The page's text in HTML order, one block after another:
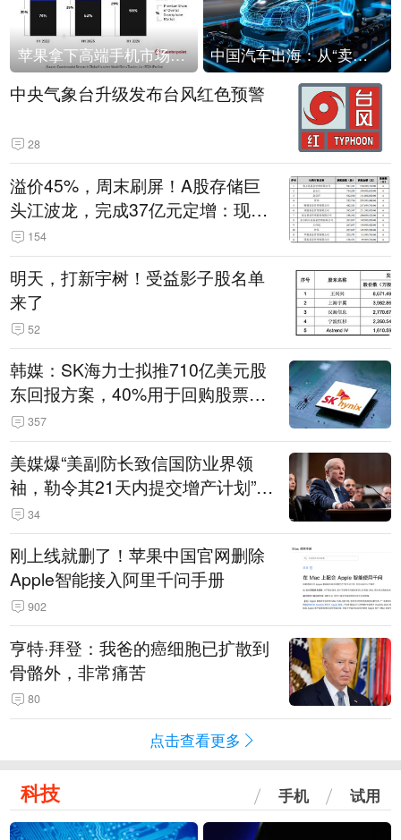
苹果拿下高端手机市场65%的份额：iPhone 17系列功不可没 中国汽车出海：从“卖出去”到“走进去”
中央气象台升级发布台风红色预警
28
溢价45%，周末刷屏！A股存储巨
头江波龙，完成37亿元定增：现价
386.6元，定增价560元
154
明天，打新宇树！受益影子股名单
来了
52
韩媒：SK海力士拟推710亿美元股
东回报方案，40%用于回购股票，
相当于美股发行规模
357
美媒爆“美副防长致信国防业界领
袖，勒令其21天内提交增产计划”，
五角大楼回应
34
刚上线就删了！苹果中国官网删除
Apple智能接入阿里千问手册
902
亨特·拜登：我爸的癌细胞已扩散到
骨骼外，非常痛苦
80
点击查看更多
科技 手机 试用